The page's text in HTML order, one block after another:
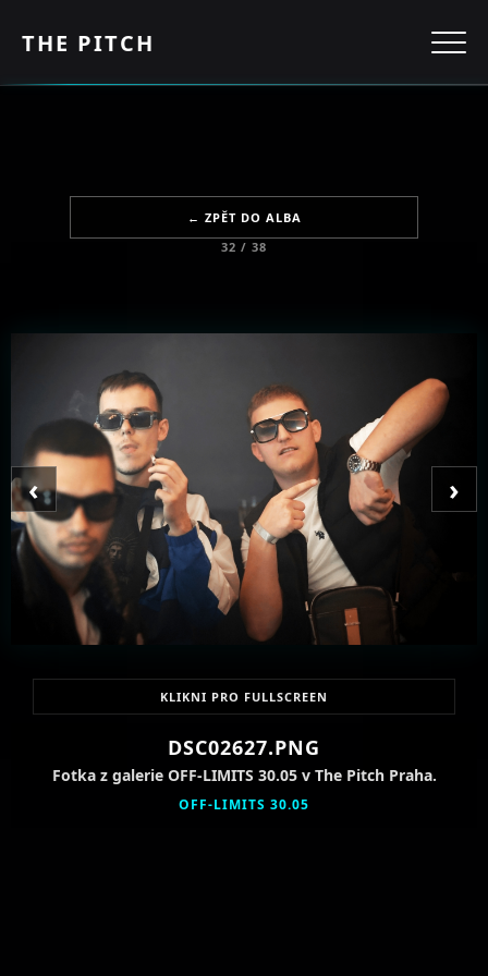
THE PITCH
← ZPĚT DO ALBA
32 / 38
‹ ›
KLIKNI PRO FULLSCREEN
DSC02627.PNG
Fotka z galerie OFF-LIMITS 30.05 v The Pitch Praha.
OFF-LIMITS 30.05